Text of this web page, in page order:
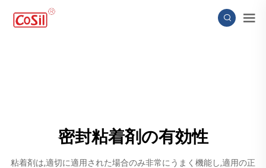
密封粘着剤の有効性
粘着剤は,適切に適用された場合のみ非常にうまく機能し,適用の正